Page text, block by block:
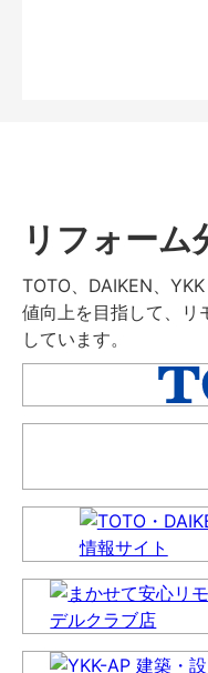
リフォーム
TOTO、DAIKEN、
値向上を目指して、
しています。